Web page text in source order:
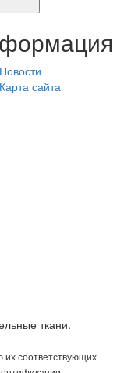
Новости
Карта сайта
ткани.
их соответствующих